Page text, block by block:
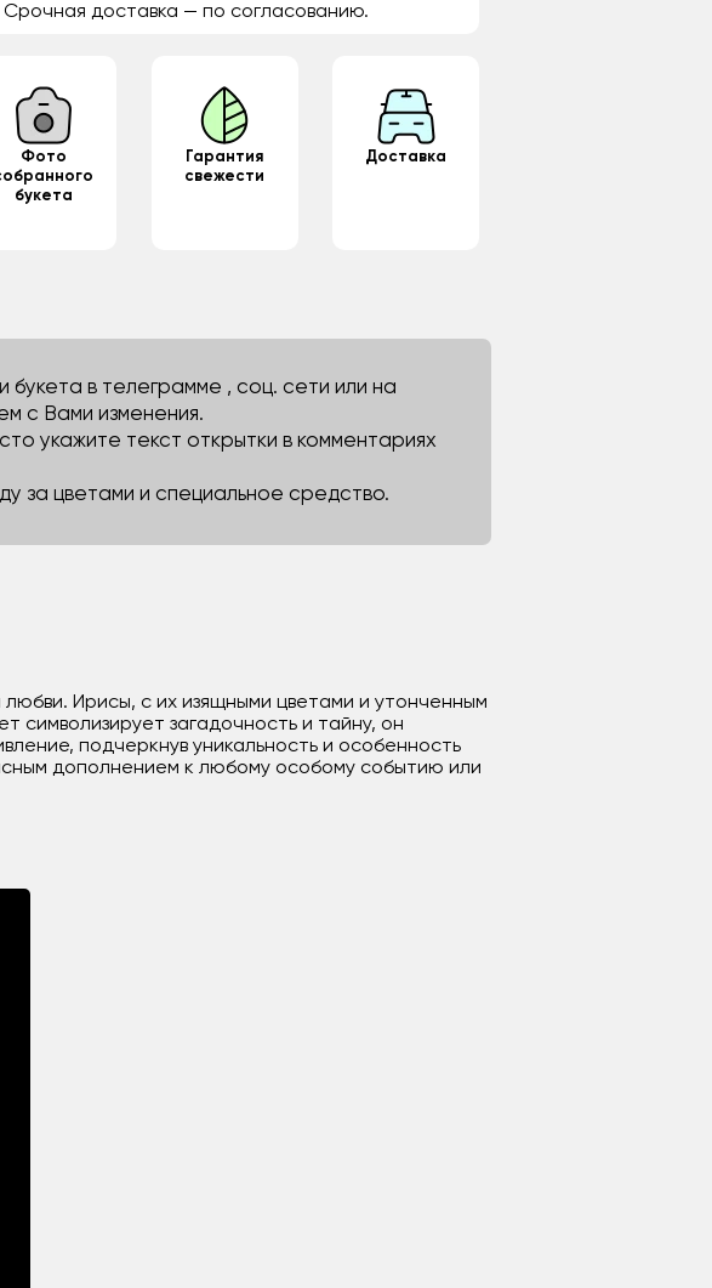
Срочная доставка — по согласованию.
Фото
букета
Гарантия
свежести
Доставка
в телеграмме , соц. сети или на
с Вами изменения.
укажите текст открытки в комментариях
за цветами и специальное средство.
Ирисы, с их изящными цветами и утонченным
загадочность и тайну, он
подчеркнув уникальность и особенность
дополнением к любому особому событию или